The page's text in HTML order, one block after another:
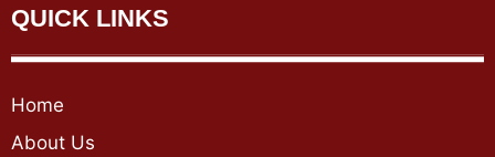
QUICK LINKS
Home
About Us